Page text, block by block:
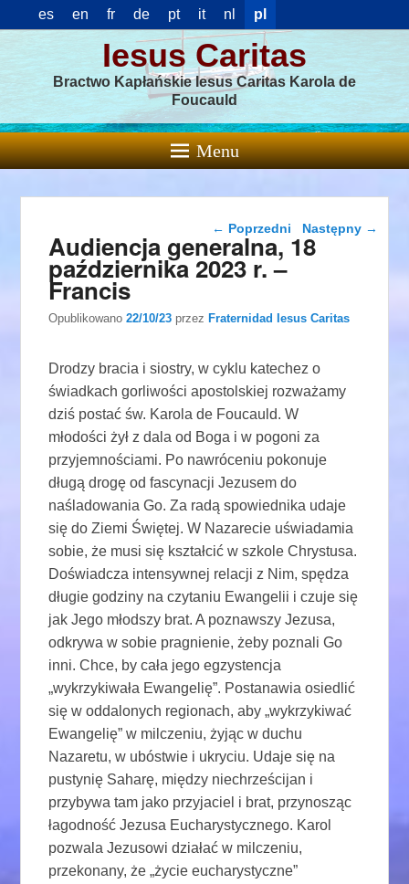
es en fr de pt it nl pl
Iesus Caritas
Bractwo Kapłańskie Iesus Caritas Karola de
Foucauld
Menu
Nawigacja wpisu
← Poprzedni Następny →
Audiencja generalna, 18
października 2023 r. –
Francis
Opublikowano22/10/23 przezFraternidad Iesus Caritas
Drodzy bracia i siostry, w cyklu katechez o
świadkach gorliwości apostolskiej rozważamy
dziś postać św. Karola de Foucauld. W
młodości żył z dala od Boga i w pogoni za
przyjemnościami. Po nawróceniu pokonuje
długą drogę od fascynacji Jezusem do
naśladowania Go. Za radą spowiednika udaje
się do Ziemi Świętej. W Nazarecie uświadamia
sobie, że musi się kształcić w szkole Chrystusa.
Doświadcza intensywnej relacji z Nim, spędza
długie godziny na czytaniu Ewangelii i czuje się
jak Jego młodszy brat. A poznawszy Jezusa,
odkrywa w sobie pragnienie, żeby poznali Go
inni. Chce, by cała jego egzystencja
„wykrzykiwała Ewangelię”. Postanawia osiedlić
się w oddalonych regionach, aby „wykrzykiwać
Ewangelię” w milczeniu, żyjąc w duchu
Nazaretu, w ubóstwie i ukryciu. Udaje się na
pustynię Saharę, między niechrześcijan i
przybywa tam jako przyjaciel i brat, przynosząc
łagodność Jezusa Eucharystycznego. Karol
pozwala Jezusowi działać w milczeniu,
przekonany, że „życie eucharystyczne”